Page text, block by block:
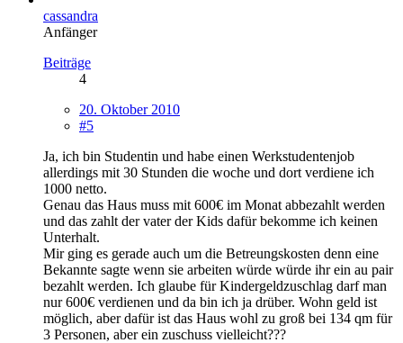
cassandra
Anfänger
Beiträge
4
20. Oktober 2010
#5
Ja, ich bin Studentin und habe einen Werkstudentenjob
allerdings mit 30 Stunden die woche und dort verdiene ich
1000 netto.
Genau das Haus muss mit 600€ im Monat abbezahlt werden
und das zahlt der vater der Kids dafür bekomme ich keinen
Unterhalt.
Mir ging es gerade auch um die Betreungskosten denn eine
Bekannte sagte wenn sie arbeiten würde würde ihr ein au pair
bezahlt werden. Ich glaube für Kindergeldzuschlag darf man
nur 600€ verdienen und da bin ich ja drüber. Wohn geld ist
möglich, aber dafür ist das Haus wohl zu groß bei 134 qm für
3 Personen, aber ein zuschuss vielleicht???